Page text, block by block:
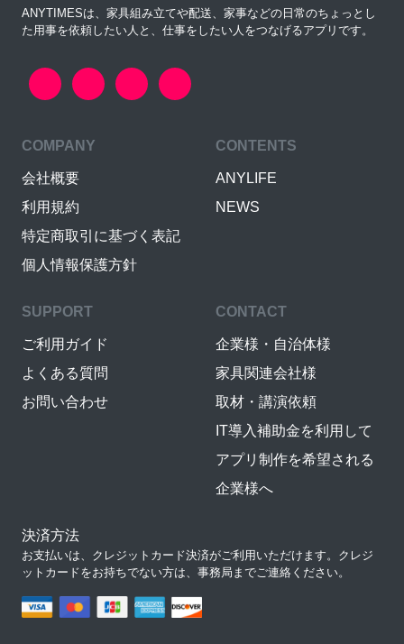
ANYTIMESは、家具組み立てや配送、家事などの日常のちょっとし
た用事を依頼したい人と、仕事をしたい人をつなげるアプリです。
COMPANY
会社概要
利用規約
特定商取引に基づく表記
個人情報保護方針
CONTENTS
ANYLIFE
NEWS
SUPPORT
ご利用ガイド
よくある質問
お問い合わせ
CONTACT
企業様・自治体様
家具関連会社様
取材・講演依頼
IT導入補助金を利用して
アプリ制作を希望される
企業様へ
決済方法
お支払いは、クレジットカード決済がご利用いただけます。クレジ
ットカードをお持ちでない方は、事務局までご連絡ください。